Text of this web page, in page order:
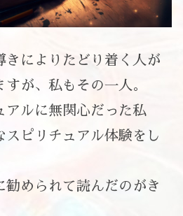
きによりたどり着く人が
が、私もその一人。
アルに無関心だった私
スピリチュアル体験をし
勧められて読んだのがき